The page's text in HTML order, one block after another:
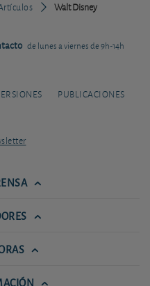
Walt Disney
de lunes a viernes de 9h-14h
PUBLICACIONES